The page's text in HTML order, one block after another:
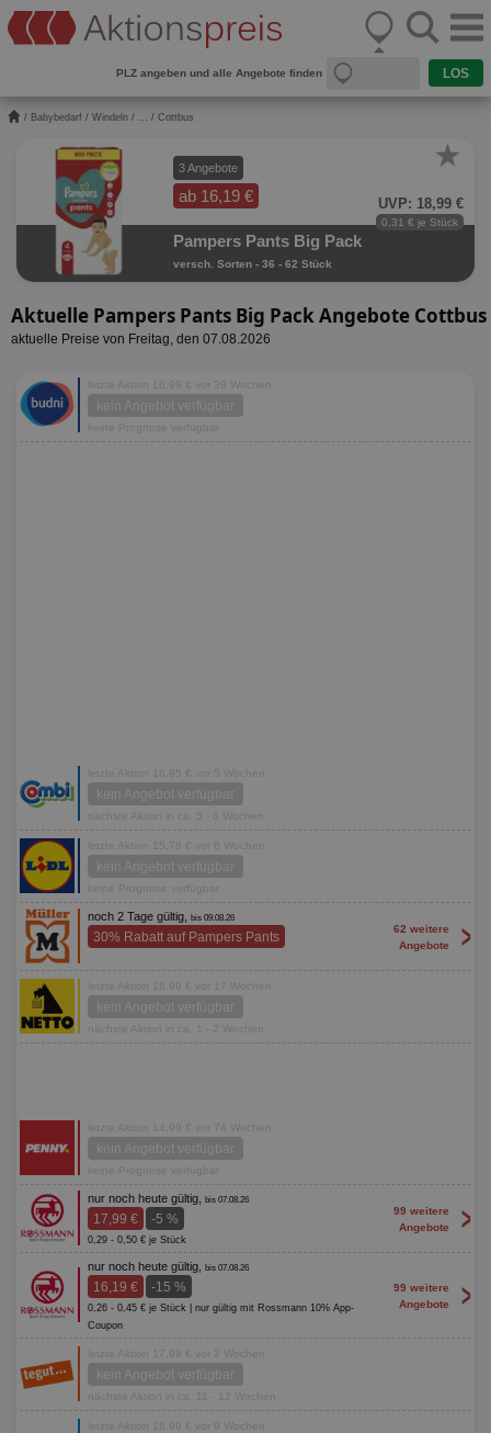
PLZ angeben und alle Angebote finden
/ Babybedarf / Windeln / ... / Cottbus
3 Angebote
ab 16,19 €
★
UVP: 18,99 €
0,31 € je Stück
Pampers Pants Big Pack
versch. Sorten - 36 - 62 Stück
Aktuelle Pampers Pants Big Pack Angebote Cottbus
aktuelle Preise von Freitag, den 07.08.2026
letzte Aktion 16,99 € vor 39 Wochen
kein Angebot verfügbar
keine Prognose verfügbar
letzte Aktion 16,95 € vor 5 Wochen
kein Angebot verfügbar
nächste Aktion in ca. 5 - 6 Wochen
letzte Aktion 15,78 € vor 6 Wochen
kein Angebot verfügbar
keine Prognose verfügbar
noch 2 Tage gültig, bis 09.08.26
30% Rabatt auf Pampers Pants
62 weitere
Angebote
>
letzte Aktion 16,99 € vor 17 Wochen
kein Angebot verfügbar
nächste Aktion in ca. 1 - 2 Wochen
letzte Aktion 14,99 € vor 74 Wochen
kein Angebot verfügbar
keine Prognose verfügbar
nur noch heute gültig, bis 07.08.26
17,99 € -5 %
0,29 - 0,50 € je Stück
99 weitere
Angebote
>
nur noch heute gültig, bis 07.08.26
16,19 € -15 %
0,26 - 0,45 € je Stück | nur gültig mit Rossmann 10% App-
Coupon
99 weitere
Angebote
>
letzte Aktion 17,99 € vor 2 Wochen
kein Angebot verfügbar
nächste Aktion in ca. 11 - 12 Wochen
letzte Aktion 16,99 € vor 9 Wochen